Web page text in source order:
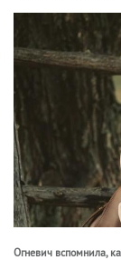
Огневич вспомнила,